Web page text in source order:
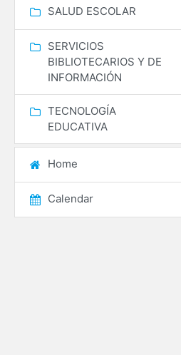
SALUD ESCOLAR
SERVICIOS
BIBLIOTECARIOS Y DE
INFORMACIÓN
TECNOLOGÍA
EDUCATIVA
Home
Calendar